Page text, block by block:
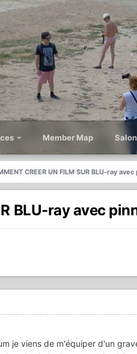
Member Map
CREER UN FILM SUR BLU-ray
BLU-ray avec
je viens de m'équiper d'un